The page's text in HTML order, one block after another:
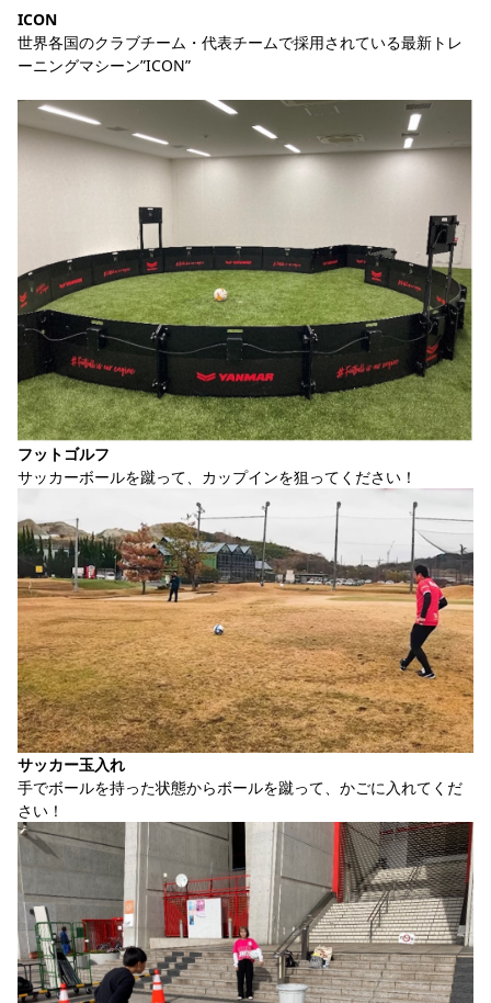
ICON
世界各国のクラブチーム・代表チームで採用されている最新トレ
ーニングマシーン”ICON”
フットゴルフ
サッカーボールを蹴って、カップインを狙ってください！
サッカー玉入れ
手でボールを持った状態からボールを蹴って、かごに入れてくだ
さい！